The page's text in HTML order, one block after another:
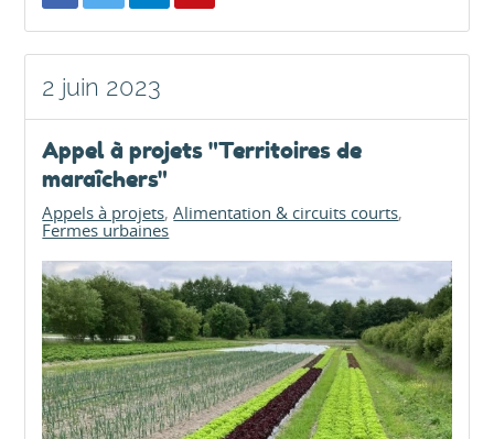
2 juin 2023
Appel à projets "Territoires de
maraîchers"
Appels à projets Alimentation & circuits courts
Fermes urbaines